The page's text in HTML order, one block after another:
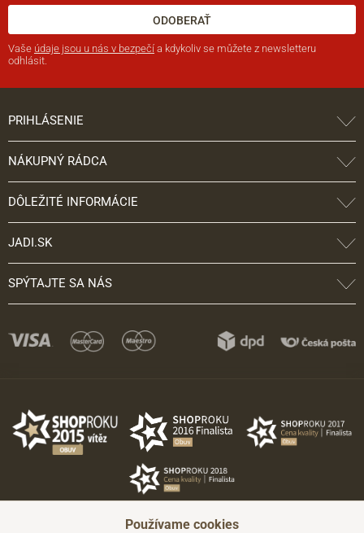
ODOBERAŤ
Vaše údaje jsou u nás v bezpečí a kdykoliv se můžete z newsletteru
odhlásit.
PRIHLÁSENIE
NÁKUPNÝ RÁDCA
DÔLEŽITÉ INFORMÁCIE
JADI.SK
SPÝTAJTE SA NÁS
Používame cookies